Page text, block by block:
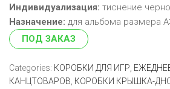
Индивидуализация: тиснение
Назначение: для альбома размера
ПОД ЗАКАЗ
Categories: КОРОБКИ ДЛЯ ИГР,
КАНЦТОВАРОВ КОРОБКИ КРЫШКА-